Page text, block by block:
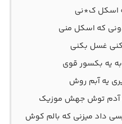
اسکل ک*نی
که اسکل منی
غسل بکنی
یه بکسور قوی
یه آبم روش
آدم توش جهش موزیک
داد میزنی که بالم کوش